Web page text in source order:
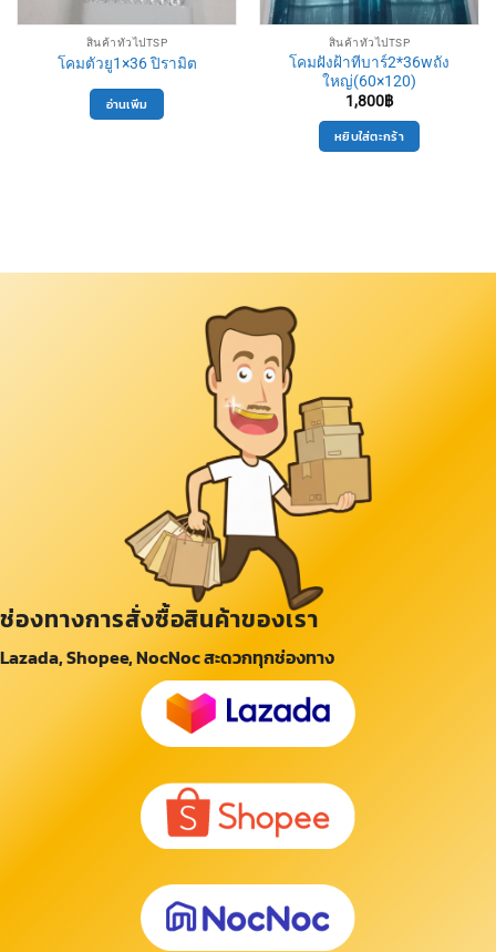
สินค้าทั่วไปTSP
โคมตัวยู1×36 ปิรามิต
อ่านเพิ่ม
สินค้าทั่วไปTSP
โคมฝังฝ้าทีบาร์2*36wถัง
ใหญ่(60×120)
1,800฿
หยิบใส่ตะกร้า
ช่องทางการสั่งซื้อสินค้าของเรา
Lazada, Shopee, NocNoc สะดวกทุกช่องทาง